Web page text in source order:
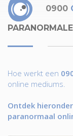
0900
Hoe werkt een
online mediums.
Ontdek
paranormaal